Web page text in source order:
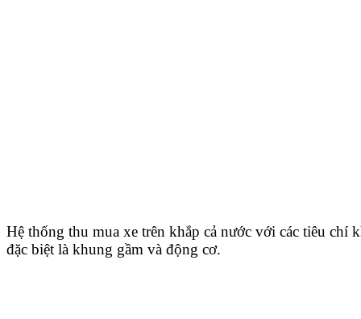
Hệ thống thu mua xe trên khắp cả nước với các tiêu chí
đặc biệt là khung gầm và động cơ.